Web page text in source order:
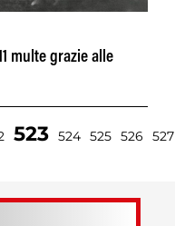
multe grazie alle
523 524 525 526 527